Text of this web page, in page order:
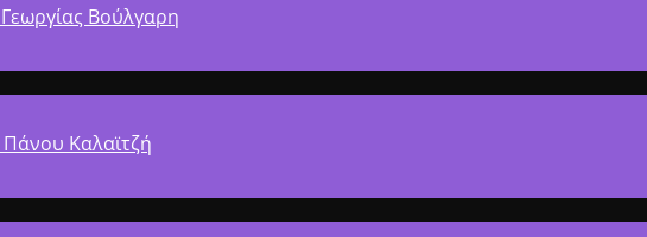
Βούλγαρη
Καλαϊτζή